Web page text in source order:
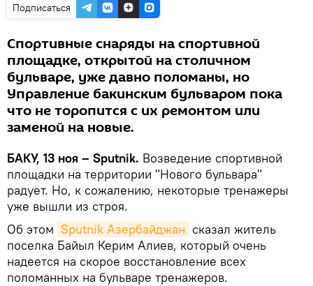
Подписаться
Спортивные снаряды на спортивной
площадке, открытой на столичном
бульваре, уже давно поломаны, но
Управление бакинским бульваром пока
что не торопится с их ремонтом или
заменой на новые.
БАКУ, 13 ноя – Sputnik. Возведение спортивной
площадки на территории "Нового бульвара"
радует. Но, к сожалению, некоторые тренажеры
уже вышли из строя.
Об этом Sputnik Азербайджан сказал житель
поселка Байыл Керим Алиев, который очень
надеется на скорое восстановление всех
поломанных на бульваре тренажеров.